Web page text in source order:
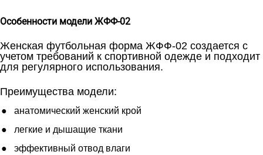
Особенности модели ЖФФ-02
Женская футбольная форма ЖФФ-02 создается с
учетом требований к спортивной одежде и подходит
для регулярного использования.
Преимущества модели:
анатомический женский крой
легкие и дышащие ткани
эффективный отвод влаги